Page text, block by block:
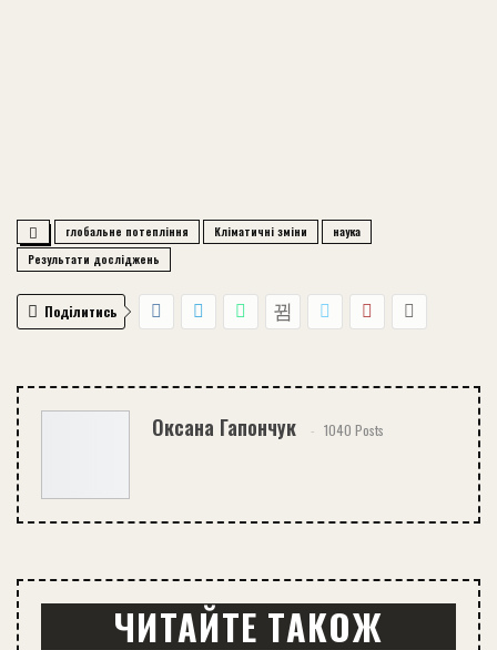
глобальне потепління Кліматичні зміни
наука
Результати досліджень
Поділитись
Оксана Гапончук 1040 Posts
ЧИТАЙТЕ ТАКОЖ